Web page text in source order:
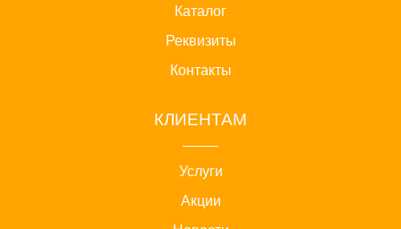
Каталог
Реквизиты
Контакты
КЛИЕНТАМ
Услуги
Акции